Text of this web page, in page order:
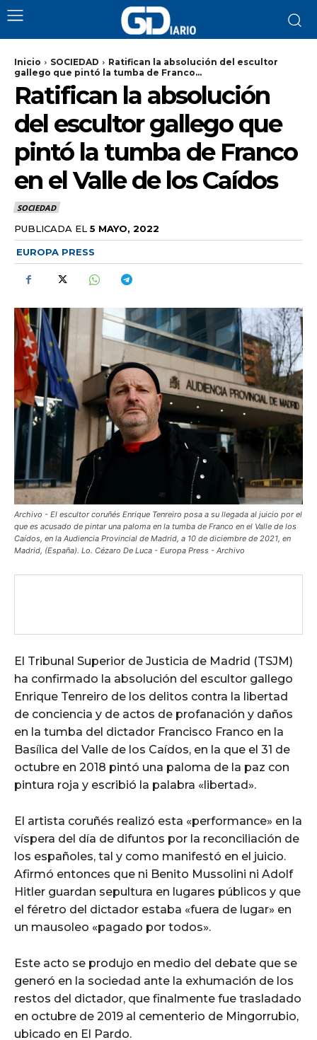
Inicio SOCIEDAD
Ratifican la absolución del escultor
gallego que pintó la tumba de Franco...
Ratifican la absolución
del escultor gallego que
pintó la tumba de Franco
en el Valle de los Caídos
SOCIEDAD
PUBLICADA EL 5 MAYO, 2022
EUROPA PRESS
Archivo - El escultor coruñés Enrique Tenreiro posa a su llegada al juicio por el
que es acusado de pintar una paloma en la tumba de Franco en el Valle de los
Caídos, en la Audiencia Provincial de Madrid, a 10 de diciembre de 2021, en
Madrid, (España). Lo. Cézaro De Luca - Europa Press - Archivo
El Tribunal Superior de Justicia de Madrid (TSJM)
ha confirmado la absolución del escultor gallego
Enrique Tenreiro de los delitos contra la libertad
de conciencia y de actos de profanación y daños
en la tumba del dictador Francisco Franco en la
Basílica del Valle de los Caídos, en la que el 31 de
octubre en 2018 pintó una paloma de la paz con
pintura roja y escribió la palabra «libertad».
El artista coruñés realizó esta «performance» en la
víspera del día de difuntos por la reconciliación de
los españoles, tal y como manifestó en el juicio.
Afirmó entonces que ni Benito Mussolini ni Adolf
Hitler guardan sepultura en lugares públicos y que
el féretro del dictador estaba «fuera de lugar» en
un mausoleo «pagado por todos».
Este acto se produjo en medio del debate que se
generó en la sociedad ante la exhumación de los
restos del dictador, que finalmente fue trasladado
en octubre de 2019 al cementerio de Mingorrubio,
ubicado en El Pardo.